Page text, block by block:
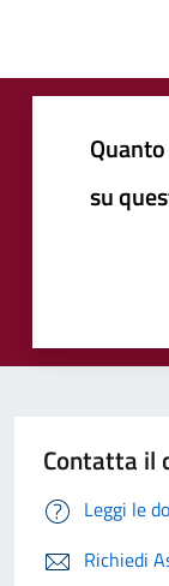
su
Contatta il
Leggi le
Richiedi